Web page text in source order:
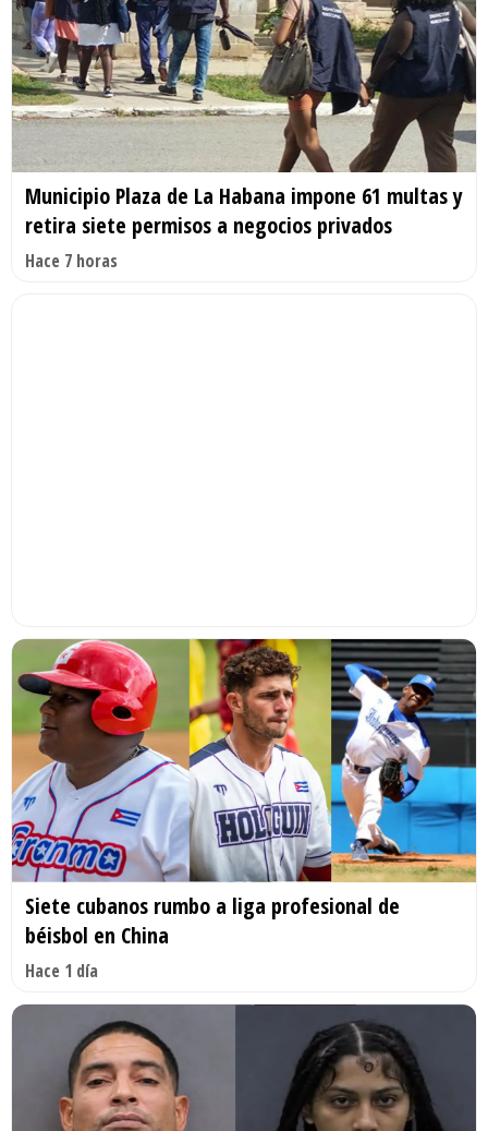
Municipio Plaza de La Habana impone 61 multas y
retira siete permisos a negocios privados
Hace 7 horas
Siete cubanos rumbo a liga profesional de
béisbol en China
Hace 1 día